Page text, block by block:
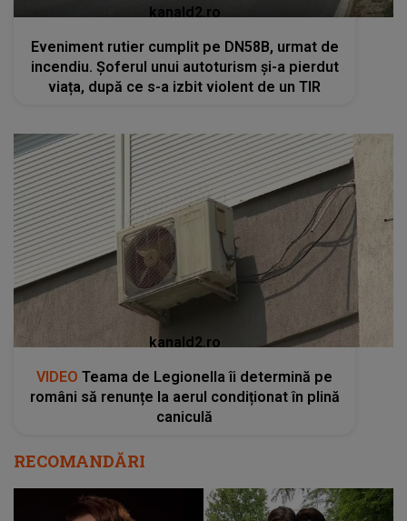
kanald2.ro
Eveniment rutier cumplit pe DN58B, urmat de
incendiu. Șoferul unui autoturism și-a pierdut
viața, după ce s-a izbit violent de un TIR
kanald2.ro
VIDEO Teama de Legionella îi determină pe
români să renunțe la aerul condiționat în plină
caniculă
RECOMANDĂRI